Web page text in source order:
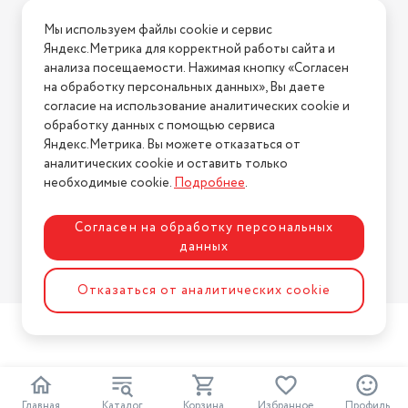
Длина сетевого шнура
1.2 м
Условия возврата
Нашли ошибку на сайте? Напишите нам
2026 © Интернет-магазин "АстМаркет". У нас есть всё!
Политика конфиденциальности
Разработка сайтаASTDESIGN
Мы используем файлы cookie и сервис
Яндекс.Метрика для корректной работы сайта и
анализа посещаемости. Нажимая кнопку «Согласен
на обработку персональных данных», Вы даете
согласие на использование аналитических cookie и
обработку данных с помощью сервиса
Яндекс.Метрика. Вы можете отказаться от
аналитических cookie и оставить только
необходимые cookie.Подробнее.
Согласен на обработку персональных
данных
Отказаться от аналитических cookie